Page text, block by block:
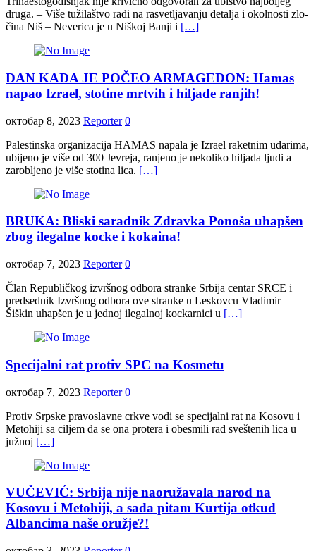
dru­ga. – Vi­še tu­ži­la­štvo ra­di na ra­sve­tlja­va­nju de­ta­lja i okol­no­sti zlo­
či­na Niš – Ne­ve­ri­ca je u Ni­škoj Ba­nji i […]
DAN KADA JE POČEO ARMAGEDON: Hamas
napao Izrael, stotine mrtvih i hiljade ranjih!
октобар 8, 2023 Reporter 0
Palestinska organizacija HAMAS napala je Izrael raketnim udarima,
ubijeno je više od 300 Jevreja, ranjeno je nekoliko hiljada ljudi a
zarobljeno je više stotina lica. […]
BRUKA: Bliski saradnik Zdravka Ponoša uhapšen
zbog ilegalne kocke i kokaina!
октобар 7, 2023 Reporter 0
Član Republičkog izvršnog odbora stranke Srbija centar SRCE i
predsednik Izvršnog odbora ove stranke u Leskovcu Vladimir
Šiškin uhapšen je u jednoj ilegalnoj kockarnici u […]
Specijalni rat protiv SPC na Kosmetu
октобар 7, 2023 Reporter 0
Protiv Srpske pravoslavne crkve vodi se specijalni rat na Kosovu i
Metohiji sa ciljem da se ona protera i obesmili rad sveštenih lica u
južnoj […]
VUČEVIĆ: Srbija nije naoružavala narod na
Kosovu i Metohiji, a sada pitam Kurtija otkud
Albancima naše oružje?!